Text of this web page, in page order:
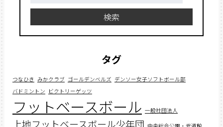
検索
タグ
つなひき みかクラブ ゴールデンベルズ デンソー女子ソフトボール部
バドミントン ビクトリーゲッツ
フットベースボール 一般社団法人
上地フットベースボール少年団